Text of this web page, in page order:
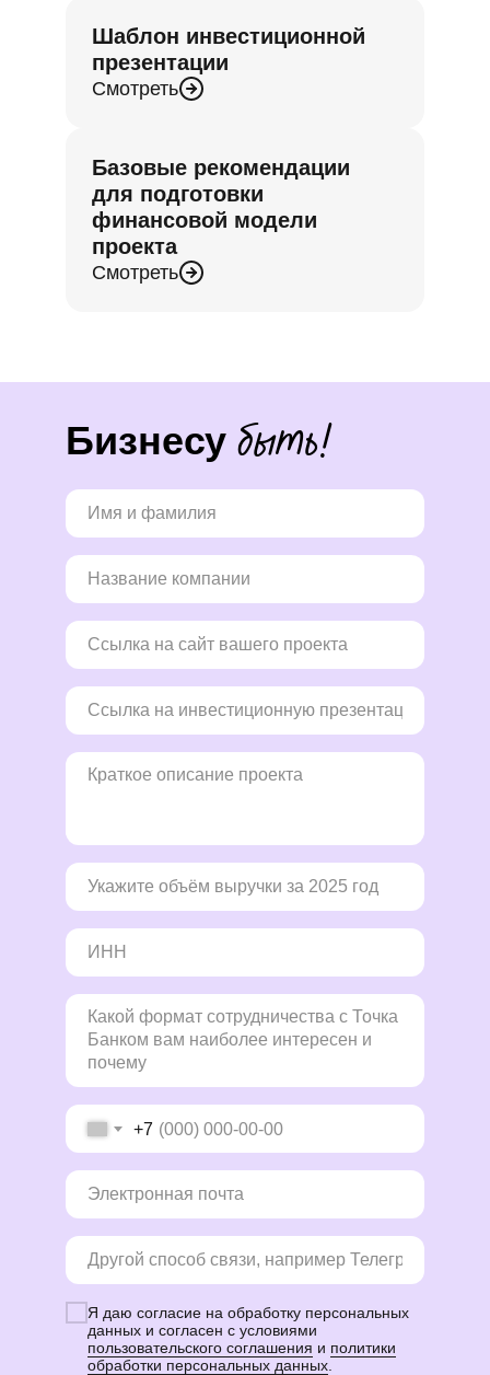
Шаблон инвестиционной
презентации
Смотреть
Базовые рекомендации
для подготовки
финансовой модели
проекта
Смотреть
Бизнесубыть!
+7
Я даю согласие на обработку персональных
данных и согласен с условиями
пользовательского соглашения и политики
обработки персональных данных